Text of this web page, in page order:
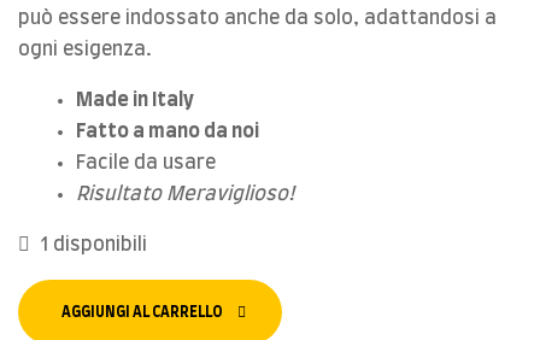
può essere indossato anche da solo, adattandosi a
ogni esigenza.
Made in Italy
Fatto a mano da noi
Facile da usare
Risultato Meraviglioso!
1 disponibili
AGGIUNGI AL CARRELLO